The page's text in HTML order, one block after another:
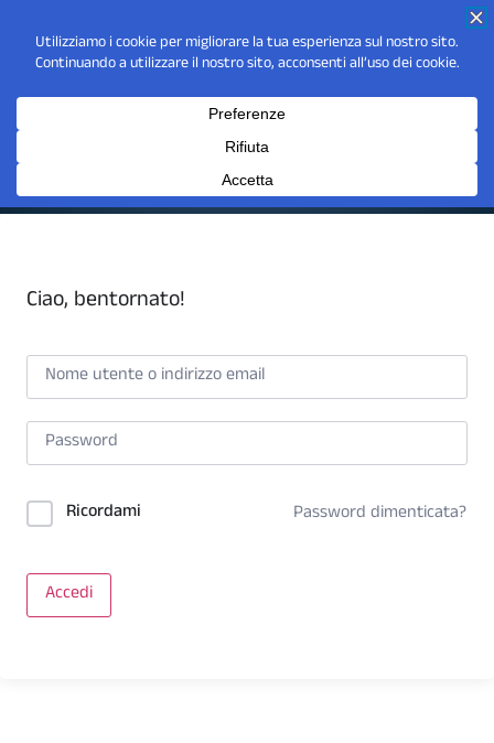
Ciao, bentornato!
Ricordami Password dimenticata?
Accedi